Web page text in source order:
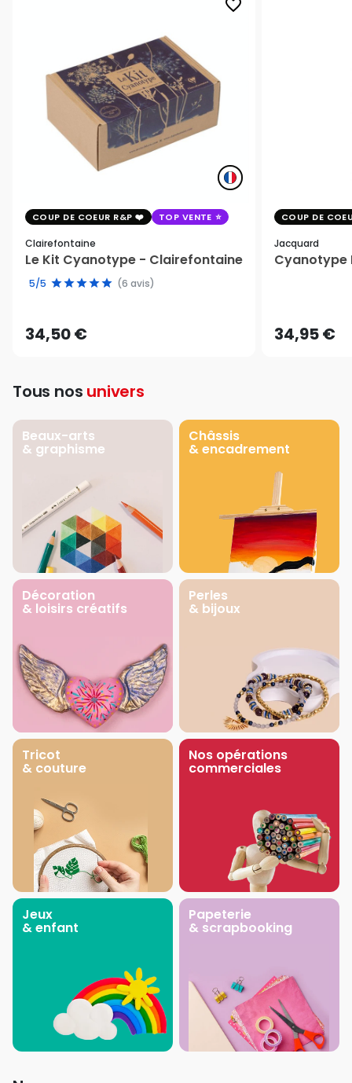
favorite_border
COUP DE COEUR R&P TOP VENTE
Clairefontaine
Le Kit Cyanotype - Clairefontaine
5/5 (6 avis)
34,50 €
COUP DE
Jacquard
Cyanotype
34,95 €
Tous nos univers
Beaux-arts
& graphisme
Châssis
& encadrement
Décoration
& loisirs créatifs
Perles
& bijoux
Tricot
& couture
Nos opérations
commerciales
Jeux
& enfant
Papeterie
& scrapbooking